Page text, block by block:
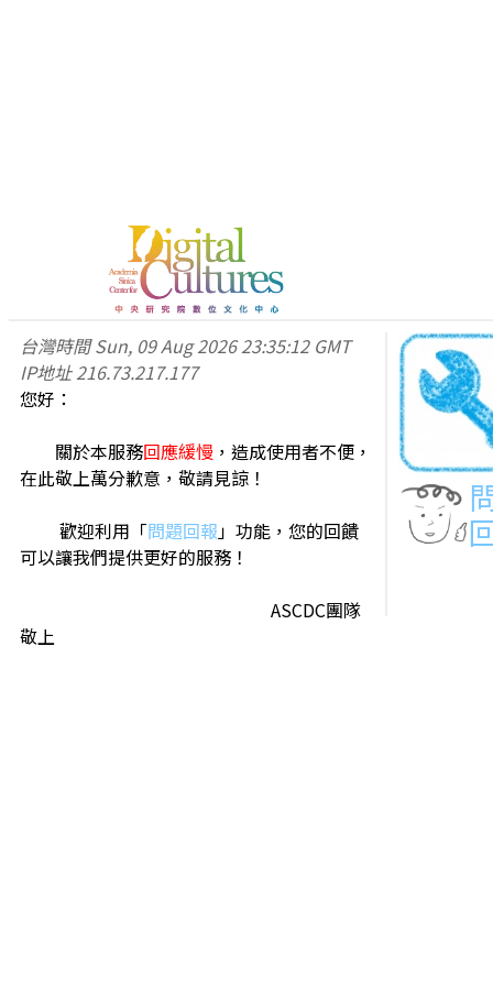
台灣時間Sun, 09 Aug 2026 23:35:12 GMT
IP地址216.73.217.177
您好：
關於本服務回應緩慢 ，造成使用者不便，
在此敬上萬分歉意，敬請見諒！
歡迎利用「問題回報」功能，您的回饋
可以讓我們提供更好的服務！
ASCDC團隊
敬上